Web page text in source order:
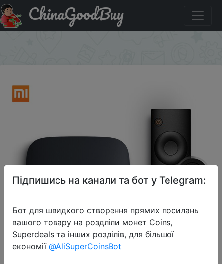
Промокод на знижку `XIAOMI5OFF1` Xiaomi Mi TV Box 3
Глобальная версия.
ChinaGoodBuy
Підпишись на канали та бот у Telegram:
Бот для швидкого створення прямих посилань
вашого товару на роздліли монет Coins,
Superdeals та інших розділів, для більшої
економії @AliSuperCoinsBot